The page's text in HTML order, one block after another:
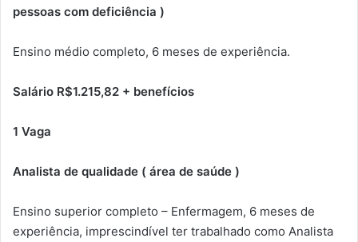
pessoas com deficiência )
Ensino médio completo, 6 meses de experiência.
Salário R$1.215,82 + benefícios
1 Vaga
Analista de qualidade ( área de saúde )
Ensino superior completo – Enfermagem, 6 meses de
experiência, imprescindível ter trabalhado como Analista